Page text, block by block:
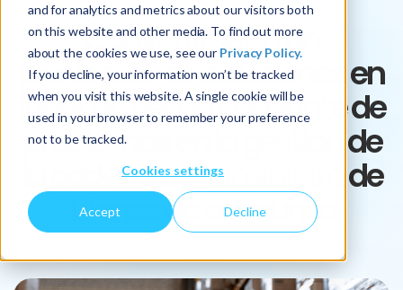
and for analytics and metrics about our visitors both
on this website and other media. To find out more
about the cookies we use, see our Privacy Policy.
If you decline, your information won’t be tracked
when you visit this website. A single cookie will be
used in your browser to remember your preference
not to be tracked.
Cookies settings
Accept Decline
Convertirse en un
proveedor de soluciones en
lugar de ser un causante de
problemas en la gestión de
la cadena de suministro de
bienes de consumo